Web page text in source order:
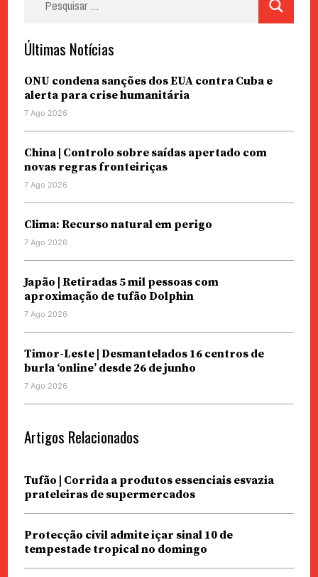
Últimas Notícias
ONU condena sanções dos EUA contra Cuba e
alerta para crise humanitária
7 Ago 2026
China | Controlo sobre saídas apertado com
novas regras fronteiriças
7 Ago 2026
Clima: Recurso natural em perigo
7 Ago 2026
Japão | Retiradas 5 mil pessoas com
aproximação de tufão Dolphin
7 Ago 2026
Timor-Leste | Desmantelados 16 centros de
burla ‘online’ desde 26 de junho
7 Ago 2026
Artigos Relacionados
Tufão | Corrida a produtos essenciais esvazia
prateleiras de supermercados
Protecção civil admite içar sinal 10 de
tempestade tropical no domingo